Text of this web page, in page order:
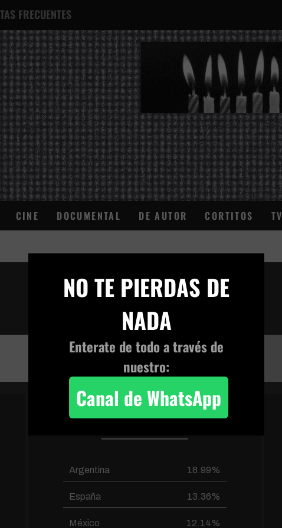
FRECUENTES
¿QUÉ ES ESTO?
CINE DOCUMENTAL DE AUTOR CORTITOS TV
sierra2ok_640x480-mp4
sierra2ok_640x480-mp4
Argentina 18.99%
España 13.36%
México 12.14%
NO TE PIERDAS DE
NADA
Enterate de todo a través de
nuestro:
Canal de WhatsApp